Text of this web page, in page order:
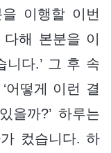
이행할 이번
해 본분을 이
니다.’ 그 후 속
어떻게 이런 결
을까?’ 하루는
컸습니다. 하